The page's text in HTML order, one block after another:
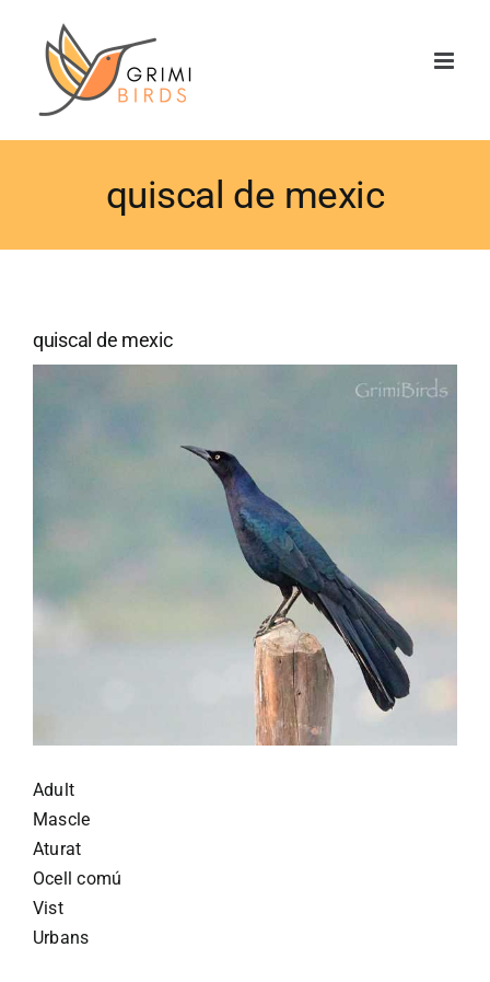
contenido
quiscal de mexic
quiscal de mexic
Adult
Mascle
Aturat
Ocell comú
Vist
Urbans